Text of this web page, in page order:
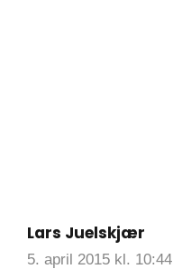
Lars Juelskjær
5. april 2015 kl. 10:44